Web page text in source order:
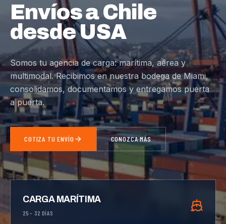
Envíos a Chile
desde USA
Somos tu agencia de carga: marítima, aérea y
multimodal. Recibimos en nuestra bodega de Miami,
consolidamos, documentamos y entregamos puerta
a puerta.
COTIZA TU ENVÍO CONOZCA MÁS
CARGA MARÍTIMA
25 – 32 DÍAS